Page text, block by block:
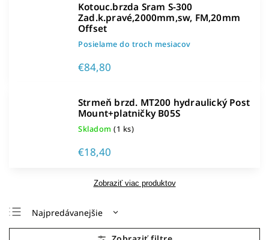
Kotouc.brzda Sram S-300
Zad.k.pravé,2000mm,sw, FM,20mm
Offset
Posielame do troch mesiacov
€84,80
Strmeň brzd. MT200 hydraulický Post
Mount+platničky B05S
Skladom (1 ks)
€18,40
Zobraziť viac produktov
Najpredávanejšie
Najlacnejšie